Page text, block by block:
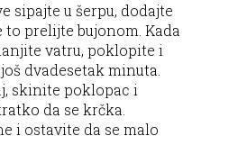
sipajte u šerpu, dodajte
prelijte bujonom. Kada
vatru, poklopite i
dvadesetak minuta.
skinite poklopac i
da se krčka.
i ostavite da se malo